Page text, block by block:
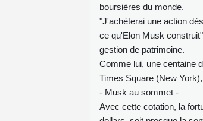
boursières du monde.
"J'achèterai une action
ce qu'Elon Musk
gestion de patrimoine.
Comme lui, une centaine
Times Square (New
- Musk au sommet -
Avec cette cotation, la